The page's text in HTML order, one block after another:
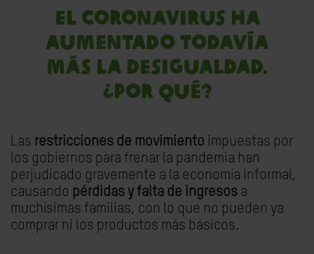
EL CORONAVIRUS HA
AUMENTADO TODAVÍA
MÁS LA DESIGUALDAD.
¿POR QUÉ?
Las restricciones de movimiento impuestas por
los gobiernos para frenar la pandemia han
perjudicado gravemente a la economía informal,
causando pérdidas y falta de ingresos a
muchísimas familias, con lo que no pueden ya
comprar ni los productos más básicos.